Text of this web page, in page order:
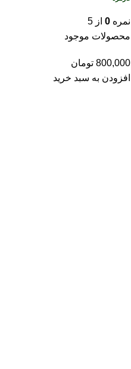
نمره 0 از 5
محصولات موجود
800,000 تومان
افزودن به سبد خرید